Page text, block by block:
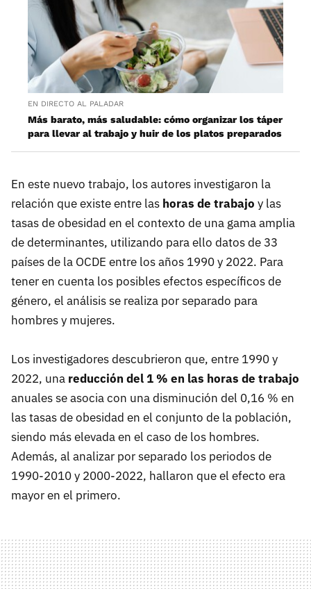
EN DIRECTO AL PALADAR
Más barato, más saludable: cómo organizar los táper
para llevar al trabajo y huir de los platos preparados
En este nuevo trabajo, los autores investigaron la
relación que existe entre las horas de trabajo y las
tasas de obesidad en el contexto de una gama amplia
de determinantes, utilizando para ello datos de 33
países de la OCDE entre los años 1990 y 2022. Para
tener en cuenta los posibles efectos específicos de
género, el análisis se realiza por separado para
hombres y mujeres.
Los investigadores descubrieron que, entre 1990 y
2022, una reducción del 1 % en las horas de trabajo
anuales se asocia con una disminución del 0,16 % en
las tasas de obesidad en el conjunto de la población,
siendo más elevada en el caso de los hombres.
Además, al analizar por separado los periodos de
1990-2010 y 2000-2022, hallaron que el efecto era
mayor en el primero.